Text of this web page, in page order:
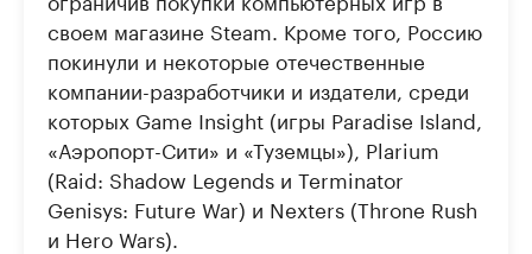
своем магазине Steam. Кроме того, Россию
покинули и некоторые отечественные
компании-разработчики и издатели, среди
которых Game Insight (игры Paradise Island,
«Аэропорт-Сити» и «Туземцы»), Plarium
(Raid: Shadow Legends и Terminator
Genisys: Future War) и Nexters (Throne Rush
и Hero Wars).